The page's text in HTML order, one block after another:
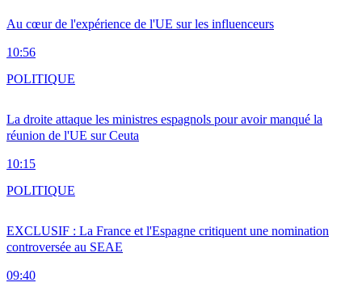
Au cœur de l'expérience de l'UE sur les influenceurs
10:56
La droite attaque les ministres espagnols pour avoir manqué la
réunion de l'UE sur Ceuta
10:15
POLITIQUE
EXCLUSIF : La France et l'Espagne critiquent une nomination
controversée au SEAE
09:40
POLITIQUE